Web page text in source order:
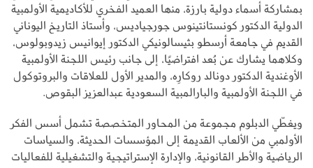
بمشاركة أسماء دولية بارزة، منها العميد الفخري للأكاديمية الأولمبية
الدولية الدكتور كونستانتينوس جورجياديس، وأستاذ التاريخ اليوناني
القديم في جامعة أرسطو بثيسالونيكي الدكتور إيوانيس زيدوبولوس،
وكلاهما يشارك عن بُعد افتراضيًا، إلى جانب رئيس اللجنة الأولمبية
الأوغندية الدكتور دونالد روكارِه، والمدير الأول للعلاقات والبروتوكول
في اللجنة الأولمبية والبارالمبية السعودية عبدالعزيز البقوص.
ويغطّي الدبلوم مجموعة من المحاور المتخصصة تشمل أسس الفكر
الأولمبي من الألعاب القديمة إلى المؤسسات الحديثة، والسياسات
الرياضية والأطر القانونية، والإدارة الإستراتيجية والتشغيلية للفعاليات